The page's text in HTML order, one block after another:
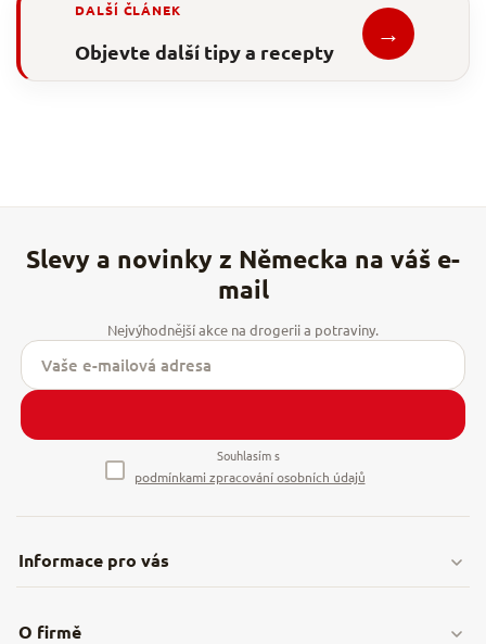
DALŠÍ ČLÁNEK
Objevte další tipy a recepty
→
Informace pro vás
Souhlasím s
podmínkami zpracování osobních údajů
O firmě